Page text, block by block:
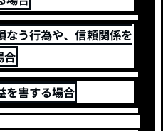
なう行為や、信頼関係を
合
を害する場合